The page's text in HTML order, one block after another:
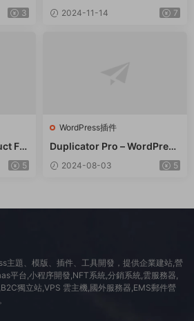
載 3
歌字體本地化GDPR優化 破解
版插件下載
2024-11-14 7
Filt
插 5
WordPress插件
Duplicator Pro – WordPress
備份遷移WordPress插件 – v
4.5.15
2024-08-03 5
主題、模版、插件、工具開發，提供企業建站,營
平台,小程序開發,NFT系統,分銷系統,雲服務器,
獨立站,VPS 雲主機,國外服務器,EMS郵件營